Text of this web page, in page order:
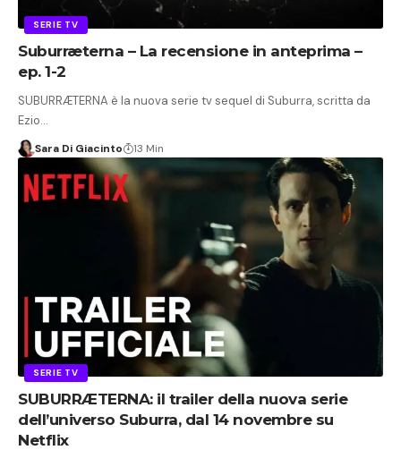
SERIE TV
Suburræterna – La recensione in anteprima –
ep. 1-2
SUBURRÆTERNA è la nuova serie tv sequel di Suburra, scritta da
Ezio…
Sara Di Giacinto 13 Min
SERIE TV
SUBURRÆTERNA: il trailer della nuova serie
dell’universo Suburra, dal 14 novembre su
Netflix